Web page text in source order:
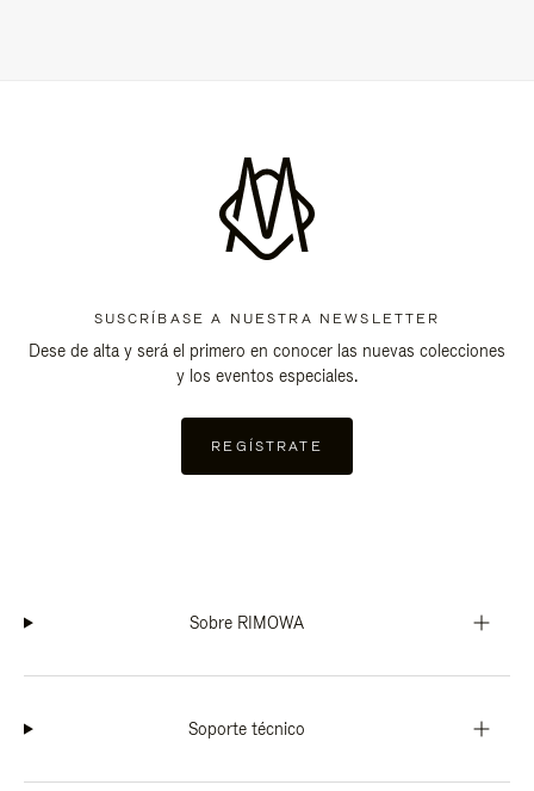
SUSCRÍBASE A NUESTRA NEWSLETTER
Dese de alta y será el primero en conocer las nuevas colecciones
y los eventos especiales.
REGÍSTRATE
Sobre RIMOWA
Soporte técnico